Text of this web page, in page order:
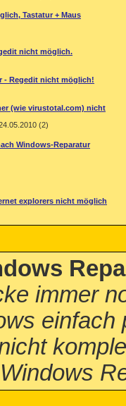
Tastatur + Maus
nicht möglich.
- Regedit nicht möglich!
(wie virustotal.com) nicht
(2)
Windows-Reparatur
explorers nicht möglich
immer